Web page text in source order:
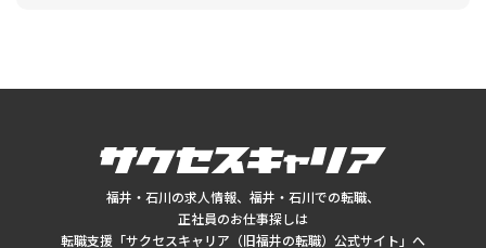
福井・石川の求人情報、福井・石川での転職、
正社員のお仕事探しは
転職支援「サクセスキャリア（旧福井の転職）公式サイト」へ